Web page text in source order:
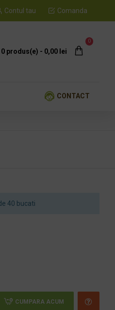
Contul tau Comanda
0 produs(e) - 0,00 lei
0
CONTACT
CUMPARA ACUM
40 bucati